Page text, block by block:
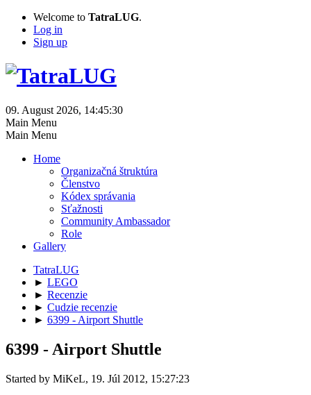
Welcome to TatraLUG.
Log in
Sign up
09. August 2026, 14:45:30
Main Menu
Main Menu
Home
Organizačná štruktúra
Členstvo
Kódex správania
Sťažnosti
Community Ambassador
Role
Gallery
TatraLUG
► LEGO
► Recenzie
► Cudzie recenzie
► 6399 - Airport Shuttle
6399 - Airport Shuttle
Started by MiKeL, 19. Júl 2012, 15:27:23